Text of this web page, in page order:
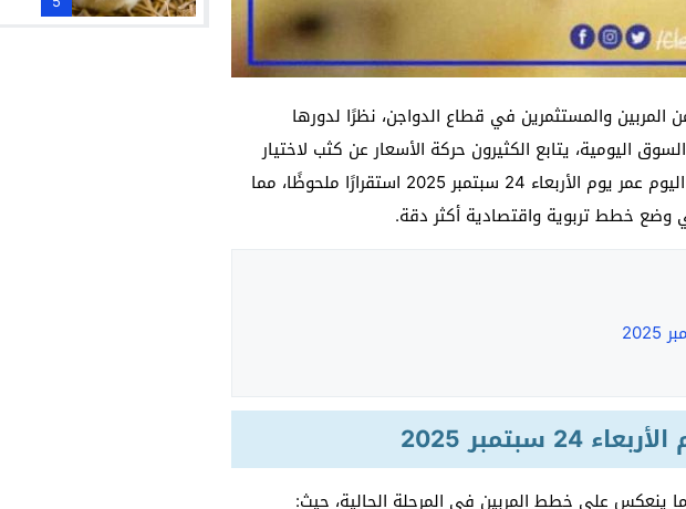
المربين والمستثمرين في قطاع الدواجن، نظرًا لدورها
اليومية، يتابع الكثيرون حركة الأسعار عن كثب لاختيار
اليوم عمر يوم الأربعاء 24 سبتمبر 2025 استقرارًا ملحوظًا، مما
وضع خطط تربوية واقتصادية أكثر دقة.
2025
ينعكس على خطط المربين في المرحلة الحالية، حيث: